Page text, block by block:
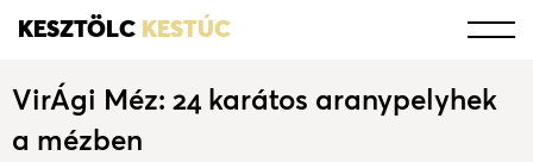
KESZTÖLC KESTÚC
VirÁgi Méz: 24 karátos aranypelyhek
a mézben